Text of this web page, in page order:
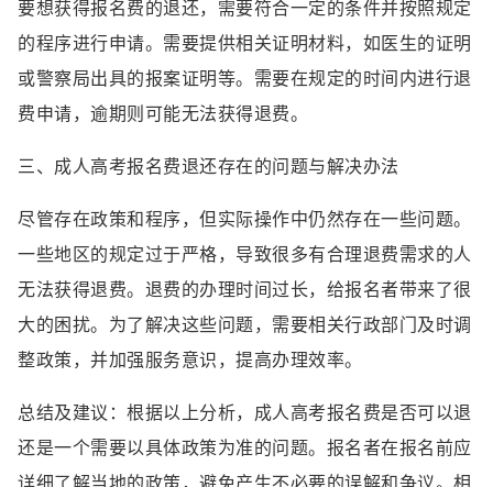
要想获得报名费的退还，需要符合一定的条件并按照规定
的程序进行申请。需要提供相关证明材料，如医生的证明
或警察局出具的报案证明等。需要在规定的时间内进行退
费申请，逾期则可能无法获得退费。
三、成人高考报名费退还存在的问题与解决办法
尽管存在政策和程序，但实际操作中仍然存在一些问题。
一些地区的规定过于严格，导致很多有合理退费需求的人
无法获得退费。退费的办理时间过长，给报名者带来了很
大的困扰。为了解决这些问题，需要相关行政部门及时调
整政策，并加强服务意识，提高办理效率。
总结及建议：根据以上分析，成人高考报名费是否可以退
还是一个需要以具体政策为准的问题。报名者在报名前应
详细了解当地的政策，避免产生不必要的误解和争议。相